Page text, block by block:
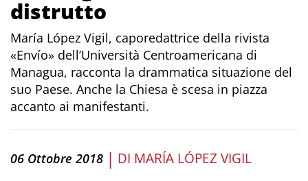
distrutto
María López Vigil, caporedattrice della rivista
«Envío» dell’Università Centroamericana di
Managua, racconta la drammatica situazione del
suo Paese. Anche la Chiesa è scesa in piazza
accanto ai manifestanti.
06 Ottobre 2018 | DI MARÍA LÓPEZ VIGIL